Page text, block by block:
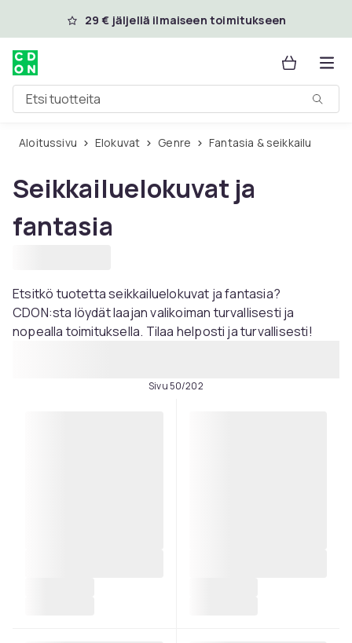
Ohita ja siirry pääsisältöön
29 € jäljellä ilmaiseen toimitukseen
Etsi tuotteita
Aloitussivu Elokuvat Genre Fantasia & seikkailu
Seikkailuelokuvat ja
fantasia
Etsitkö tuotetta seikkailuelokuvat ja fantasia?
CDON:sta löydät laajan valikoiman turvallisesti ja
nopealla toimituksella. Tilaa helposti ja turvallisesti!
Sivu 50/202